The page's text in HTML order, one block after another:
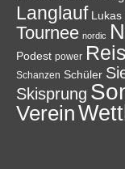
Langlauf Lukas
Tournee nordic
Podest power
Schanzen Schüler
Skisprung
Verein